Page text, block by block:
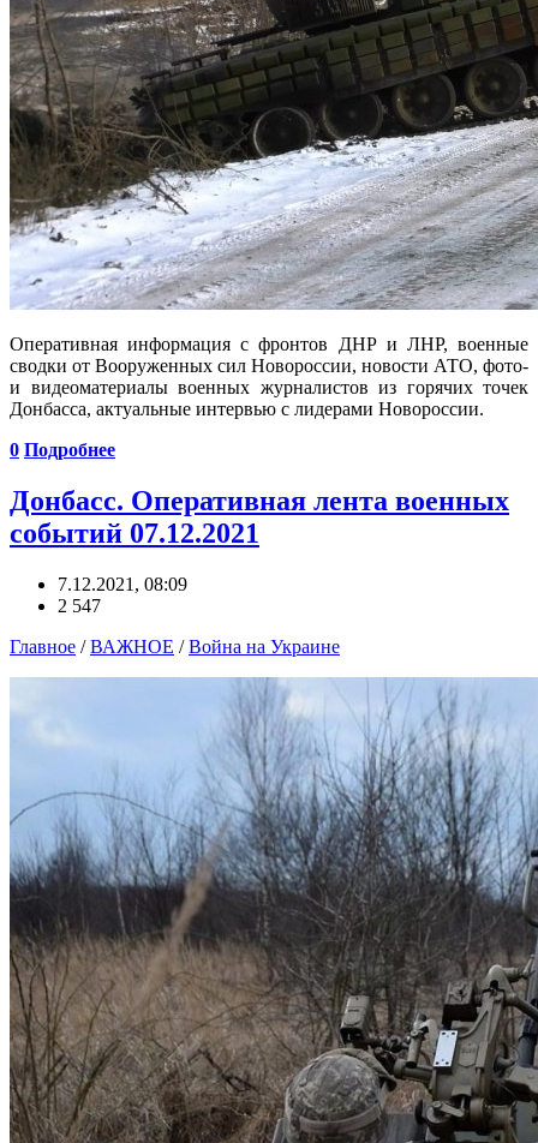
Оперативная информация с фронтов ДНР и ЛНР, военные
сводки от Вооруженных сил Новороссии, новости АТО, фото-
и видеоматериалы военных журналистов из горячих точек
Донбасса, актуальные интервью с лидерами Новороссии.
0 Подробнее
Донбасс. Оперативная лента военных
событий 07.12.2021
7.12.2021, 08:09
2 547
Главное /ВАЖНОЕ /Война на Украине